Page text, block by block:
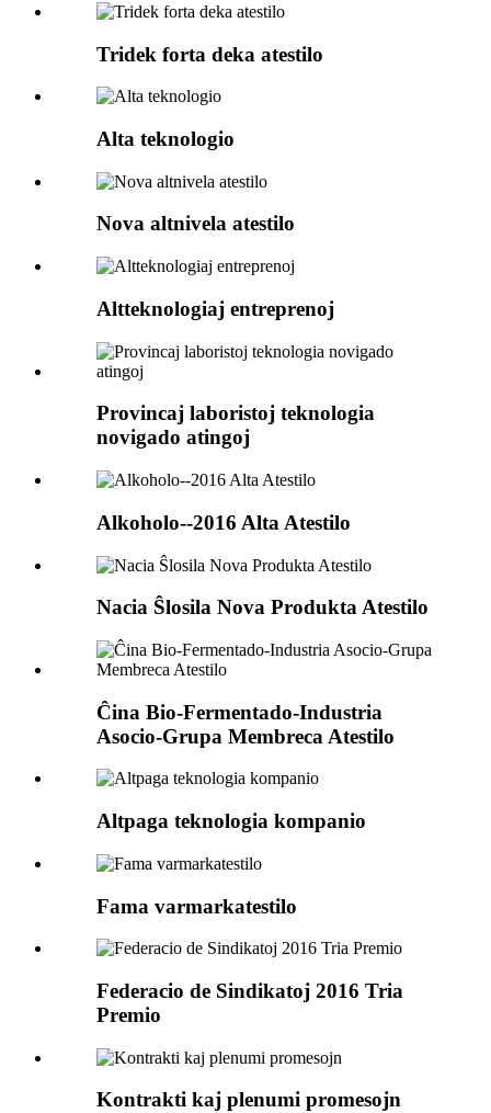
Tridek forta deka atestilo
Alta teknologio
Nova altnivela atestilo
Altteknologiaj entreprenoj
Provincaj laboristoj teknologia
novigado atingoj
Alkoholo--2016 Alta Atestilo
Nacia Ŝlosila Nova Produkta Atestilo
Ĉina Bio-Fermentado-Industria
Asocio-Grupa Membreca Atestilo
Altpaga teknologia kompanio
Fama varmarkatestilo
Federacio de Sindikatoj 2016 Tria
Premio
Kontrakti kaj plenumi promesojn